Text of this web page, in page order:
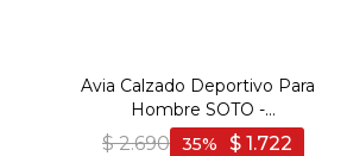
Avia Calzado Deportivo Para
Hombre SOTO -
BLACK/WHITE - Negro-
$ 2.690 $ 1.722
35